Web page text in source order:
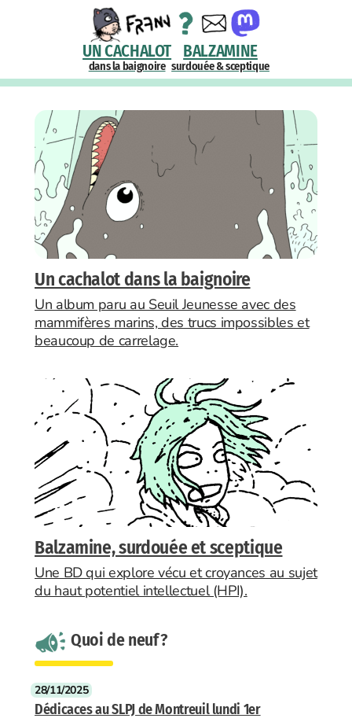
UN CACHALOT
dans la baignoire
BALZAMINE
surdouée & sceptique
Un cachalot dans la baignoire
Un album paru au Seuil Jeunesse avec des
mammifères marins, des trucs impossibles et
beaucoup de carrelage.
Balzamine, surdouée et sceptique
Une BD qui explore vécu et croyances au sujet
du haut potentiel intellectuel (HPI).
Quoi de neuf ?
28/11/2025
Dédicaces au SLPJ de Montreuil lundi 1er